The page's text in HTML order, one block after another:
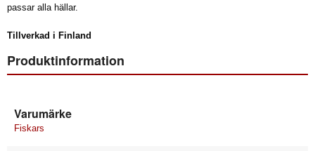
passar alla hällar.
Tillverkad i Finland
Produktinformation
Varumärke
Fiskars